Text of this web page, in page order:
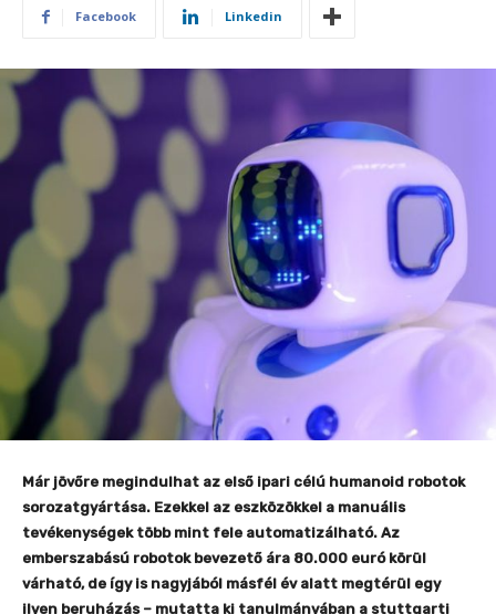
Facebook Linkedin
Már jövőre megindulhat az első ipari célú humanoid robotok
sorozatgyártása. Ezekkel az eszközökkel a manuális
tevékenységek több mint fele automatizálható. Az
emberszabású robotok bevezető ára 80.000 euró körül
várható, de így is nagyjából másfél év alatt megtérül egy
ilyen beruházás – mutatta ki tanulmányában a stuttgarti